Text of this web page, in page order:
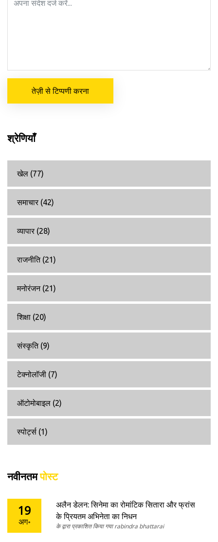
तेज़ी से टिप्पणी करना
श्रेणियाँ
खेल (77)
समाचार (42)
व्यापार (28)
राजनीति (21)
मनोरंजन (21)
शिक्षा (20)
संस्कृति (9)
टेक्नोलॉजी (7)
ऑटोमोबाइल (2)
स्पोर्ट्स (1)
नवीनतमपोस्ट
19
अग॰
अलैन डेलन: सिनेमा का रोमांटिक सितारा और फ्रांस
के प्रियतम अभिनेता का निधन
के द्वारा प्रकाशित किया गया rabindra bhattarai